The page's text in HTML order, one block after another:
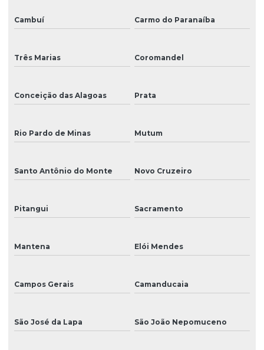
Cambuí Carmo do Paranaíba
Três Marias Coromandel
Conceição das Alagoas Prata
Rio Pardo de Minas Mutum
Santo Antônio do Monte Novo Cruzeiro
Pitangui Sacramento
Mantena Elói Mendes
Campos Gerais Camanducaia
São José da Lapa São João Nepomuceno